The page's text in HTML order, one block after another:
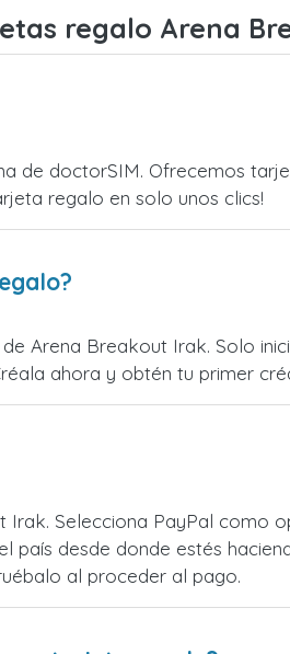
regalo Arena
de doctorSIM. Ofrecemos
regalo en solo unos clics!
Arena Breakout Irak. Solo
ahora y obtén tu primer
Selecciona PayPal como
desde donde estés
al proceder al pago.